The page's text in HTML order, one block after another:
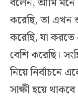
করেছি, তা এখন
করেছি, যা করতে
বেশি করেছি।
নিয়ে নির্বাচনে
সাক্ষী হয়ে